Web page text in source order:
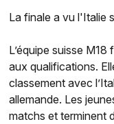
La finale a vu l'Italie
L’équipe suisse
aux qualifications.
classement avec
allemande. Les
matchs et terminent